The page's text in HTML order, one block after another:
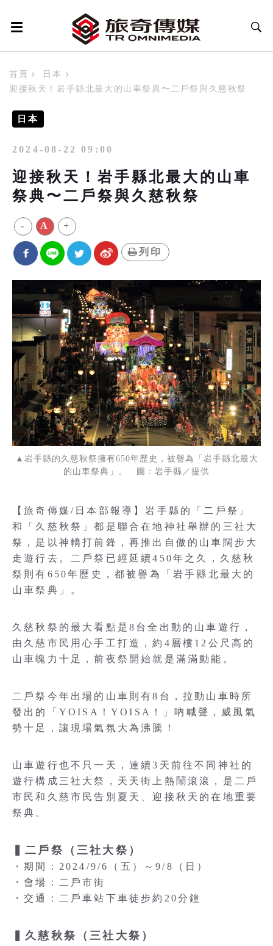
首頁
日本
迎接秋天！岩手縣北最大的山車祭典〜二戶祭與久慈秋祭
日本
2024-08-22 09:00
迎接秋天！岩手縣北最大的山車
祭典〜二戶祭與久慈秋祭
- A +
列印
▲岩手縣的久慈秋祭擁有650年歷史，被譽為「岩手縣北最大
的山車祭典」。 圖：岩手縣／提供
【旅奇傳媒/日本部報導】岩手縣的「二戶祭」
和「久慈秋祭」都是聯合在地神社舉辦的三社大
祭，是以神轎打前鋒，再推出自傲的山車闊步大
走遊行去。二戶祭已經延續450年之久，久慈秋
祭則有650年歷史，都被譽為「岩手縣北最大的
山車祭典」。
久慈秋祭的最大看點是8台全出動的山車遊行，
由久慈市民用心手工打造，約4層樓12公尺高的
山車魄力十足，前夜祭開始就是滿滿動能。
二戶祭今年出場的山車則有8台，拉動山車時所
發出的「YOISA！YOISA！」吶喊聲，威風氣
勢十足，讓現場氣氛大為沸騰！
山車遊行也不只一天，連續3天前往不同神社的
遊行構成三社大祭，天天街上熱鬧滾滾，是二戶
市民和久慈市民告別夏天、迎接秋天的在地重要
祭典。
▍二戶祭（三社大祭）
・期間：2024/9/6（五）～9/8（日）
・會場：二戶市街
・交通：二戶車站下車徒步約20分鐘
▍久慈秋祭（三社大祭）